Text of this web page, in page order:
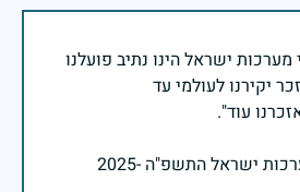
ישראל הינו נתיב פועלנו
ישראל התשפ"ה -2025